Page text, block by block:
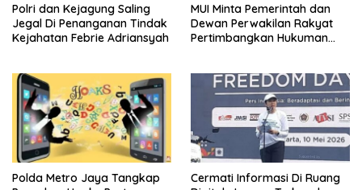
Polri dan Kejagung Saling
Jegal Di Penanganan Tindak
Kejahatan Febrie Adriansyah
MUI Minta Pemerintah dan
Dewan Perwakilan Rakyat
Pertimbangkan Hukuman
Polda Metro Jaya Tangkap
Cermati Informasi Di Ruang